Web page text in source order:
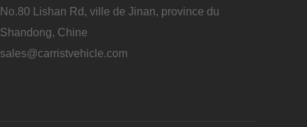
No.80 Lishan Rd, ville de Jinan, province du
Shandong, Chine
sales@carristvehicle.com